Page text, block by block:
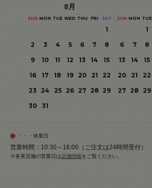
8月
SUN MON TUE WED THU FRI SAT
1
2
3 4 5 6 7
8
9
10 11 12 13 14
15
16
17 18 19 20 21
22
23
24 25 26 27 28 29
30
31
SUN MON TUE
1
6
7 8
13
14 15
20
21 22
27 28 29
・・・休業日
営業時間：10:30～16:00（ご注文は24時間受付）
※各実店舗の営業日は 店舗情報をご覧ください。